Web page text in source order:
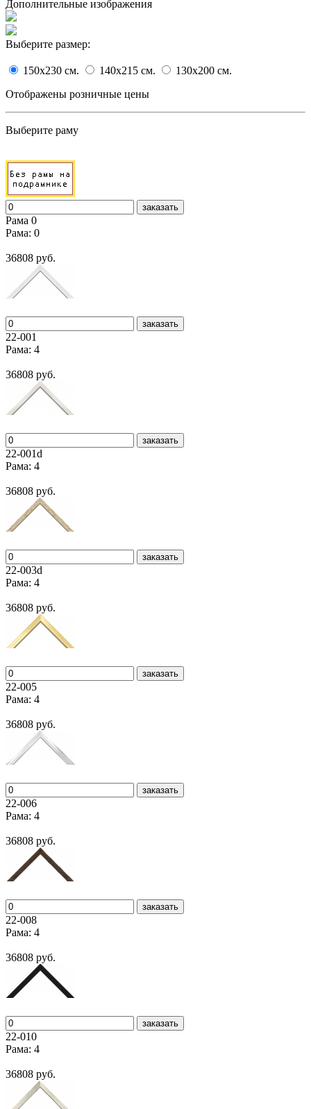
Дополнительные изображения
Выберите размер:
150x230 cм. 140x215 cм. 130x200 cм.
Отображены розничные цены
Выберите раму
заказать
Рама 0
Рама: 0
36808 руб.
заказать
22-001
Рама: 4
36808 руб.
заказать
22-001d
Рама: 4
36808 руб.
заказать
22-003d
Рама: 4
36808 руб.
заказать
22-005
Рама: 4
36808 руб.
заказать
22-006
Рама: 4
36808 руб.
заказать
22-008
Рама: 4
36808 руб.
заказать
22-010
Рама: 4
36808 руб.